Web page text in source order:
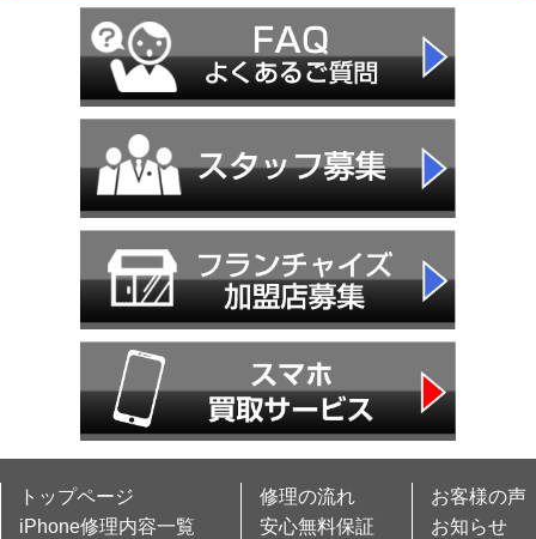
トップページ
iPhone修理内容一覧
修理の流れ
安心無料保証
お客様の声
お知らせ